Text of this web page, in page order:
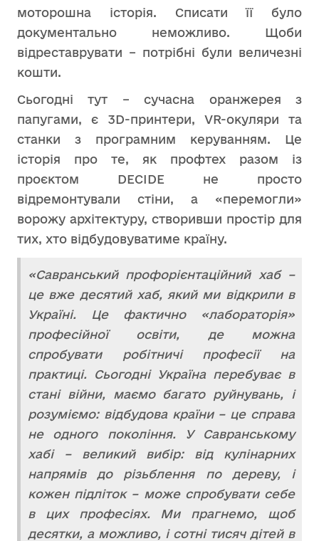
моторошна історія. Списати її було
документально неможливо. Щоби
відреставрувати – потрібні були величезні
кошти.
Сьогодні тут – сучасна оранжерея з
папугами, є 3D-принтери, VR-окуляри та
станки з програмним керуванням. Це
історія про те, як профтех разом із
проєктом DECIDE не просто
відремонтували стіни, а «перемогли»
ворожу архітектуру, створивши простір для
тих, хто відбудовуватиме країну.
«Савранський профорієнтаційний хаб –
це вже десятий хаб, який ми відкрили в
Україні. Це фактично «лабораторія»
професійної освіти, де можна
спробувати робітничі професії на
практиці. Сьогодні Україна перебуває в
стані війни, маємо багато руйнувань, і
розуміємо: відбудова країни – це справа
не одного покоління. У Савранському
хабі – великий вибір: від кулінарних
напрямів до різьблення по дереву, і
кожен підліток – може спробувати себе
в цих професіях. Ми прагнемо, щоб
десятки, а можливо, і сотні тисяч дітей в